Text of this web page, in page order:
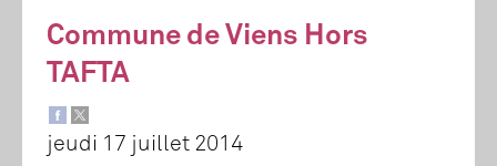
Commune de Viens Hors
TAFTA
jeudi 17 juillet 2014